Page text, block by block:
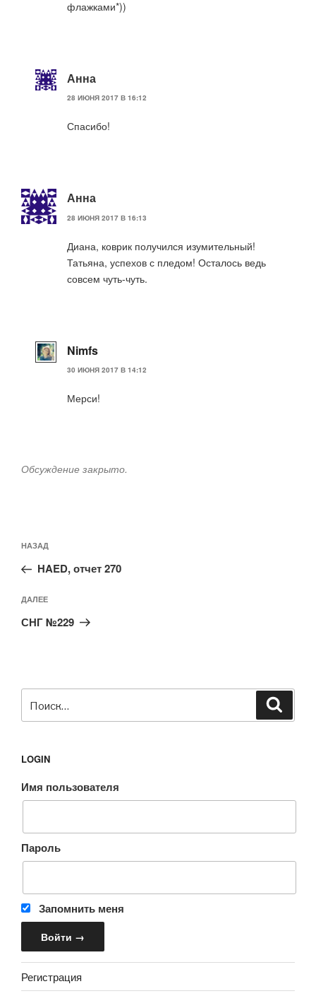
флажками*))
Анна
28 ИЮНЯ 2017 В 16:12
Спасибо!
Анна
28 ИЮНЯ 2017 В 16:13
Диана, коврик получился изумительный!
Татьяна, успехов с пледом! Осталось ведь
совсем чуть-чуть.
Nimfs
30 ИЮНЯ 2017 В 14:12
Мерси!
Обсуждение закрыто.
по
записям
Предыдущая
запись:
НАЗАД
HAED, отчет 270
Следующая
запись
ДАЛЕЕ
СНГ №229
LOGIN
Имя пользователя
Пароль
Запомнить меня
Регистрация